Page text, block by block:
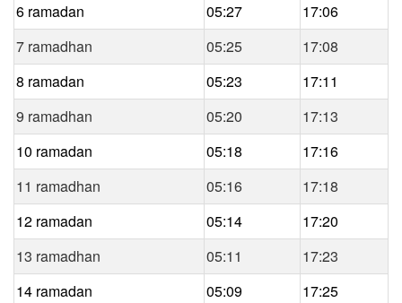
6 ramadan
05:27
17:06
7 ramadhan
05:25
17:08
8 ramadan
05:23
17:11
9 ramadhan
05:20
17:13
10 ramadan
05:18
17:16
11 ramadhan
05:16
17:18
12 ramadan
05:14
17:20
13 ramadhan
05:11
17:23
14 ramadan
05:09
17:25